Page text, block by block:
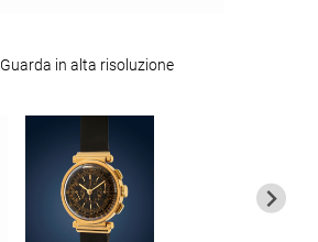
Guarda in alta risoluzione